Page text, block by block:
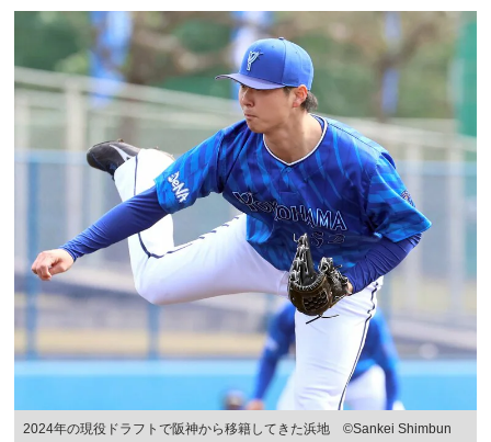
2024年の現役ドラフトで阪神から移籍してきた浜地 ©Sankei Shimbun